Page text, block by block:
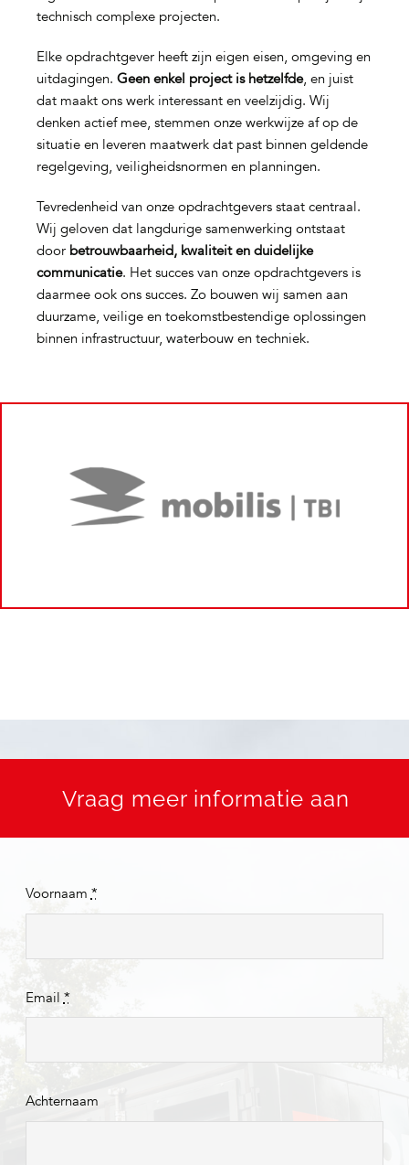
technisch complexe projecten.
Elke opdrachtgever heeft zijn eigen eisen, omgeving en
uitdagingen. Geen enkel project is hetzelfde, en juist
dat maakt ons werk interessant en veelzijdig. Wij
denken actief mee, stemmen onze werkwijze af op de
situatie en leveren maatwerk dat past binnen geldende
regelgeving, veiligheidsnormen en planningen.
Tevredenheid van onze opdrachtgevers staat centraal.
Wij geloven dat langdurige samenwerking ontstaat
door betrouwbaarheid, kwaliteit en duidelijke
communicatie. Het succes van onze opdrachtgevers is
daarmee ook ons succes. Zo bouwen wij samen aan
duurzame, veilige en toekomstbestendige oplossingen
binnen infrastructuur, waterbouw en techniek.
Vraag meer informatie aan
Voornaam *
Email *
Achternaam